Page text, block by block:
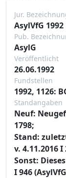
Jur.
AsylVfG 1992
Pub.
AsylG
Veröffentlicht
26.06.1992
Fundstellen
1992, 1126:
Standangaben
Neuf:
1798;
Stand:
v. 4.11.2016 I
Sonst:
I 946